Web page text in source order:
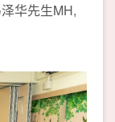
华先生MH,